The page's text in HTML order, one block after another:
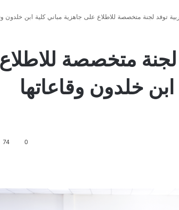
توفد لجنة متخصصة للاطلاع على جاهزية مباني كلية ابن خلدون
لجنة متخصصة
خلدون وقاعاتها
0
74